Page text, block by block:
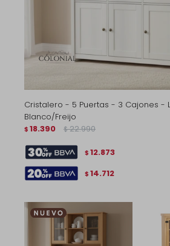
Cristalero - 5 Puertas - 3 Cajones -
Blanco/Freijo
$ 18.390 $ 22.990
$ 12.873
$ 14.712